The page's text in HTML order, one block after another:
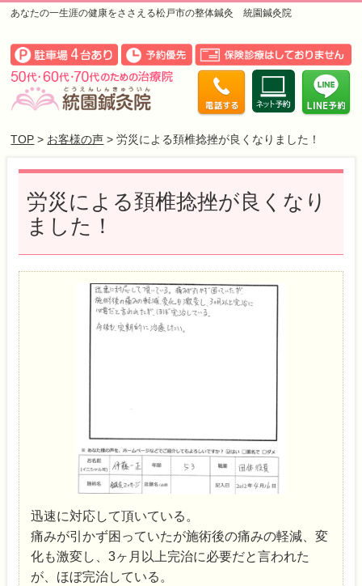
あなたの一生涯の健康をささえる松戸市の整体鍼灸 統園鍼灸院
TOP > お客様の声 > 労災による頚椎捻挫が良くなりました！
労災による頚椎捻挫が良くなり
ました！
迅速に対応して頂いている。
痛みが引かず困っていたが施術後の痛みの軽減、変
化も激変し、3ヶ月以上完治に必要だと言われた
が、ほぼ完治している。